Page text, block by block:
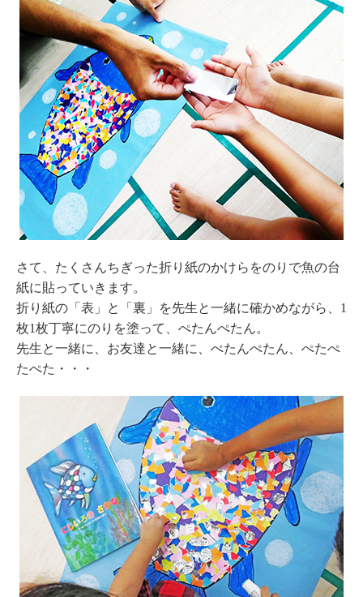
さて、たくさんちぎった折り紙のかけらをのりで魚の台
紙に貼っていきます。
折り紙の「表」と「裏」を先生と一緒に確かめながら、1
枚1枚丁寧にのりを塗って、ぺたんぺたん。
先生と一緒に、お友達と一緒に、ぺたんぺたん、ぺたぺ
たぺた・・・